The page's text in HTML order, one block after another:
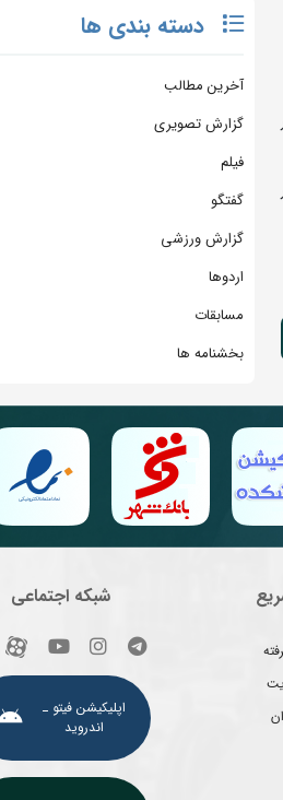
دسته بندی ها
آخرین مطالب
گزارش تصویری
فیلم
گفتگو
گزارش ورزشی
اردوها
مسابقات
بخشنامه ها
شبکه اجتماعی
اپلیکیشن فیتو ـ
اندروید